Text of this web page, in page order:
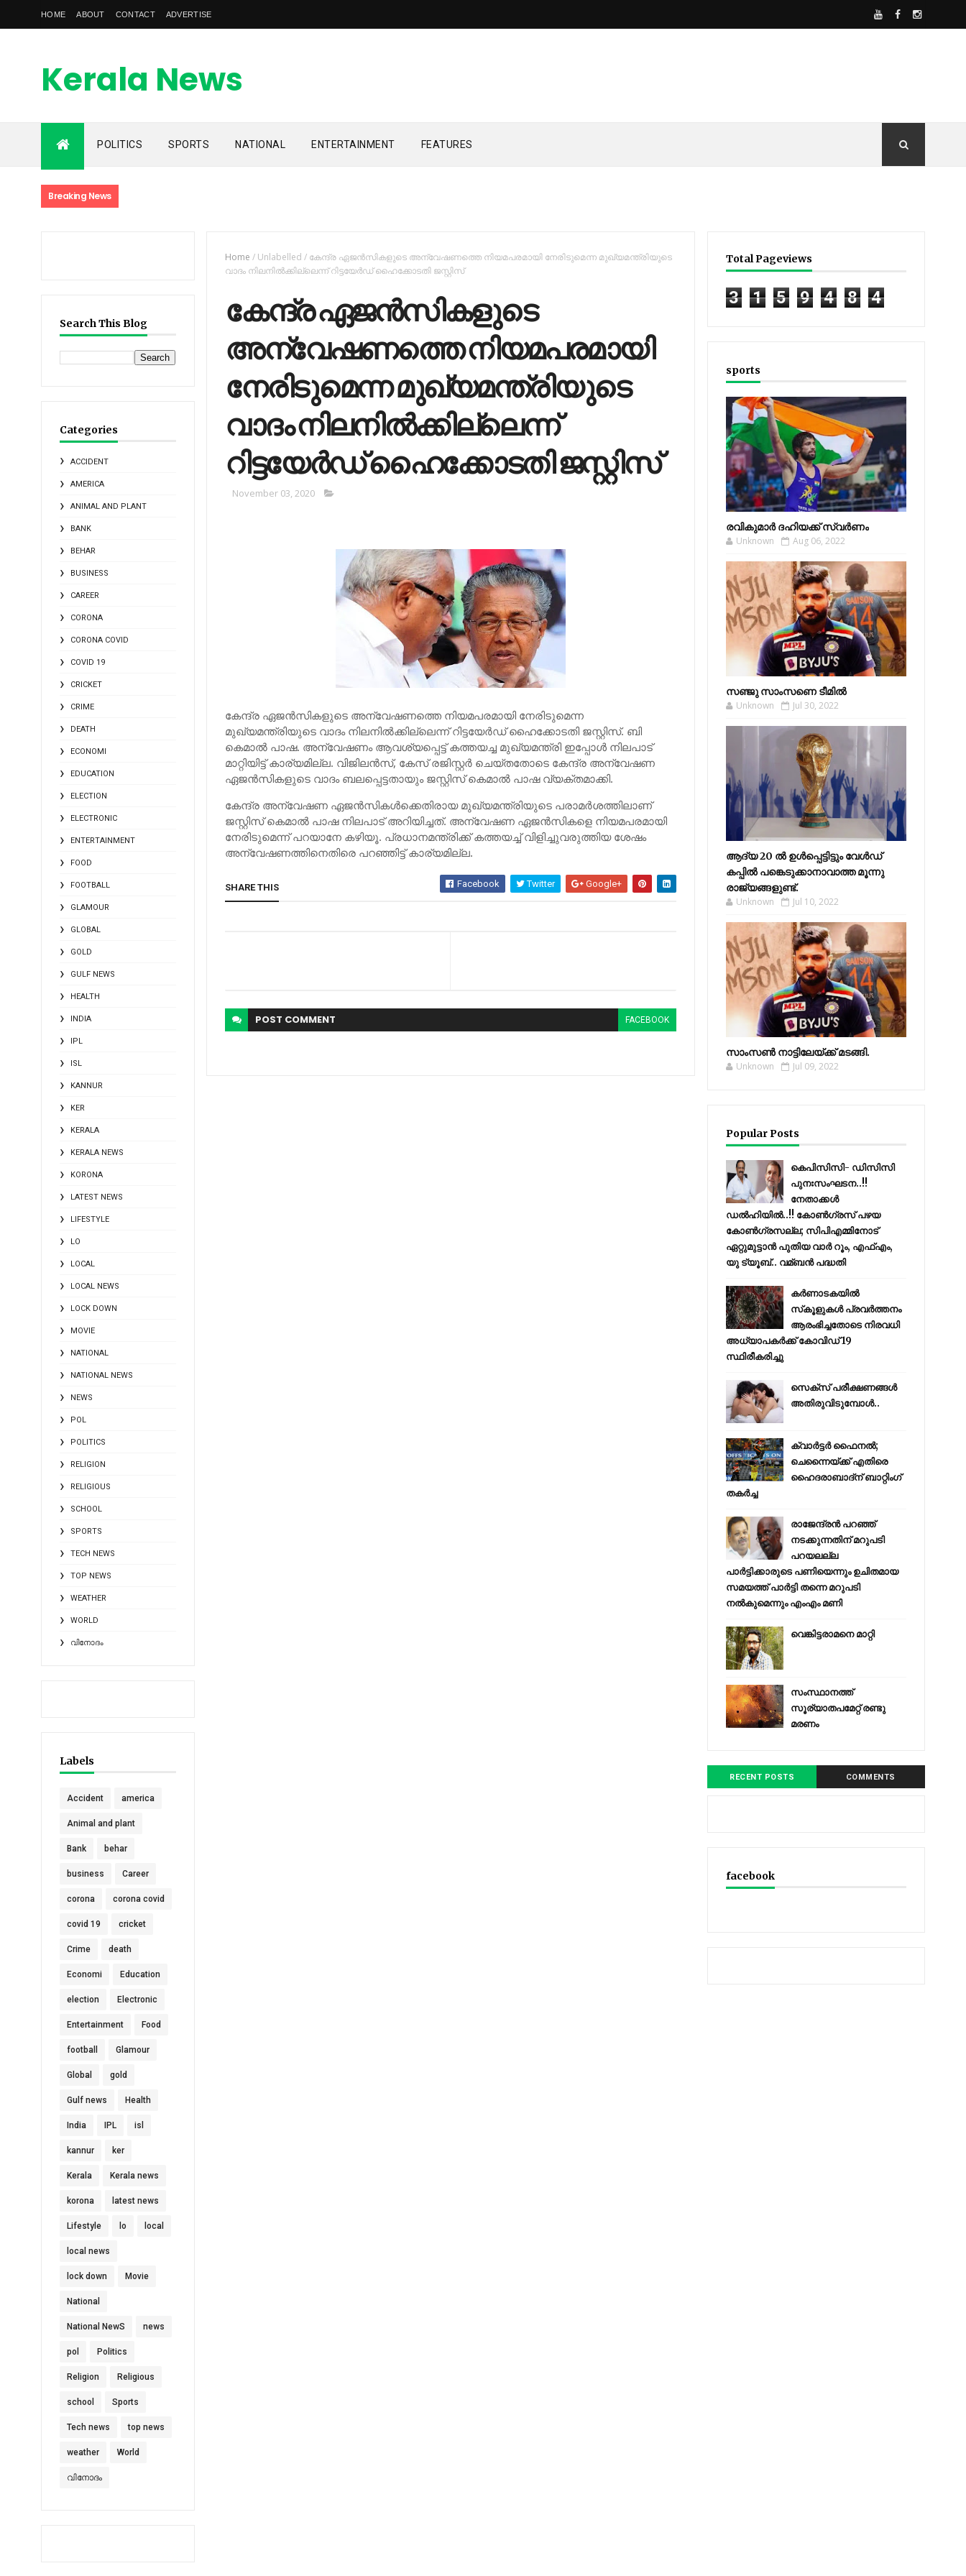
HOME ABOUT CONTACT ADVERTISE
Kerala News
Feed
kerala news feed is the one of the best malayalam online
POLITICS SPORTS NATIONAL ENTERTAINMENT FEATURES
Breaking News
Search This Blog
Categories
ACCIDENT
AMERICA
ANIMAL AND PLANT
BANK
BEHAR
BUSINESS
CAREER
CORONA
CORONA COVID
COVID 19
CRICKET
CRIME
DEATH
ECONOMI
EDUCATION
ELECTION
ELECTRONIC
ENTERTAINMENT
FOOD
FOOTBALL
GLAMOUR
GLOBAL
GOLD
GULF NEWS
HEALTH
INDIA
IPL
ISL
KANNUR
KER
KERALA
KERALA NEWS
KORONA
LATEST NEWS
LIFESTYLE
LO
LOCAL
LOCAL NEWS
LOCK DOWN
MOVIE
NATIONAL
NATIONAL NEWS
NEWS
POL
POLITICS
RELIGION
RELIGIOUS
SCHOOL
SPORTS
TECH NEWS
TOP NEWS
WEATHER
WORLD
വിനോദം
Labels
Accident america
Animal and plant
Bank behar
business Career
corona corona covid
covid 19 cricket
Crime death
Economi Education
election Electronic
Entertainment Food
football Glamour
Global gold
Gulf news Health
India IPL isl
kannur ker
Kerala Kerala news
korona latest news
Lifestyle lo local
local news
lock down Movie
National
National NewS news
pol Politics
Religion Religious
school Sports
Tech news top news
weather World
വിനോദം
Home / Unlabelled/ കേന്ദ്ര ഏജന്‍സികളുടെ അന്വേഷണത്തെ നിയമപരമായി നേരിടുമെന്ന മുഖ്യമന്ത്രിയുടെ
വാദം നിലനില്‍ക്കില്ലെന്ന് റിട്ടയേര്‍ഡ് ഹൈക്കോടതി ജസ്റ്റിസ്
കേന്ദ്ര ഏജന്‍സികളുടെ
അന്വേഷണത്തെ നിയമപരമായി
നേരിടുമെന്ന മുഖ്യമന്ത്രിയുടെ
വാദം നിലനില്‍ക്കില്ലെന്ന്
റിട്ടയേര്‍ഡ് ഹൈക്കോടതി ജസ്റ്റിസ്
November 03, 2020
കേന്ദ്ര ഏജന്‍സികളുടെ അന്വേഷണത്തെ നിയമപരമായി നേരിടുമെന്ന
മുഖ്യമന്ത്രിയുടെ വാദം നിലനില്‍ക്കില്ലെന്ന് റിട്ടയേര്‍ഡ് ഹൈക്കോടതി ജസ്റ്റിസ്. ബി
കെമാല്‍ പാഷ. അന്വേഷണം ആവശ്യപ്പെട്ട് കത്തയച്ച മുഖ്യമന്ത്രി ഇപ്പോള്‍ നിലപാട്
മാറ്റിയിട്ട് കാര്യമില്ല. വിജിലന്‍സ്, കേസ് രജിസ്റ്റര്‍ ചെയ്തതോടെ കേന്ദ്ര അന്വേഷണ
ഏജന്‍സികളുടെ വാദം ബലപ്പെട്ടതായും ജസ്റ്റിസ് കെമാല്‍ പാഷ വ്യക്തമാക്കി.
കേന്ദ്ര അന്വേഷണ ഏജന്‍സികള്‍ക്കെതിരായ മുഖ്യമന്ത്രിയുടെ പരാമര്‍ശത്തിലാണ്
ജസ്റ്റിസ് കെമാല്‍ പാഷ നിലപാട് അറിയിച്ചത്. അന്വേഷണ ഏജന്‍സികളെ നിയമപരമായി
നേരിടുമെന്ന് പറയാനേ കഴിയൂ. പ്രധാനമന്ത്രിക്ക് കത്തയച്ച്‌ വിളിച്ചുവരുത്തിയ ശേഷം
അന്വേഷണത്തിനെതിരെ പറഞ്ഞിട്ട് കാര്യമില്ല.
SHARE THIS Facebook Twitter Google+
POST COMMENT FACEBOOK
Total Pageviews
3 1 5 9 4 8 4
sports
രവികുമാര്‍ ദഹിയക്ക് സ്വര്‍ണം
Unknown Aug 06, 2022
സഞ്ജു സാംസണെ ടീമില്‍
Unknown Jul 30, 2022
ആദ്യ 20 ല്‍ ഉള്‍പ്പെട്ടിട്ടും വേള്‍ഡ്
കപ്പില്‍ പങ്കെടുക്കാനാവാത്ത മൂന്നു
രാജ്യങ്ങളുണ്ട്.
Unknown Jul 10, 2022
സാംസണ്‍ നാട്ടിലേയ്‌ക്ക് മടങ്ങി.
Unknown Jul 09, 2022
Popular Posts
കെപിസിസി- ഡിസിസി
പുനഃസംഘടന..!!
നേതാക്കൾ
ഡൽഹിയിൽ..!! കോണ്‍ഗ്രസ് പഴയ
കോണ്‍ഗ്രസല്ല; സിപിഎമ്മിനോട്
ഏറ്റുമുട്ടാന്‍ പുതിയ വാര്‍ റൂം, എഫ്‌എം,
യു ട്യൂബ്.. വമ്ബന്‍ പദ്ധതി
കര്‍ണാടകയില്‍
സ്‌കൂളുകള്‍ പ്രവര്‍ത്തനം
ആരംഭിച്ചതോടെ നിരവധി
അധ്യാപകര്‍ക്ക് കോവിഡ് 19
സ്ഥിരീകരിച്ചു
സെക്സ് പരീക്ഷണങ്ങൾ
അതിരുവിടുമ്പോൾ..
ക്വാർട്ടർ ഫൈനൽ;
ചെന്നൈയ്ക്ക് എതിരെ
ഹൈദരാബാദ്ന് ബാറ്റിംഗ്
തകർച്ച
രാജേന്ദ്രന്‍ പറഞ്ഞ്
നടക്കുന്നതിന് മറുപടി
പറയലല്ല
പാര്‍ട്ടിക്കാരുടെ പണിയെന്നും ഉചിതമായ
സമയത്ത് പാര്‍ട്ടി തന്നെ മറുപടി
നല്‍കുമെന്നും എംഎം മണി
വെങ്കിട്ടരാമനെ മാറ്റി
സംസ്ഥാനത്ത്
സൂര്യാതപമേറ്റ് രണ്ടു
മരണം
RECENT POSTS COMMENTS
facebook